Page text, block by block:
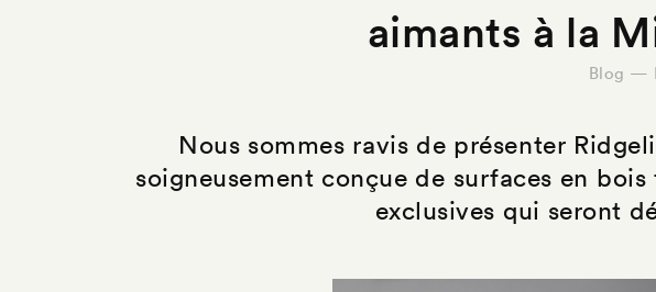
aimants à la
Blog —
Nous sommes ravis de présenter
soigneusement conçue de surfaces en
exclusives qui seront